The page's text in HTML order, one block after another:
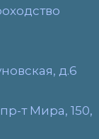
д.6
т Мира, 150,